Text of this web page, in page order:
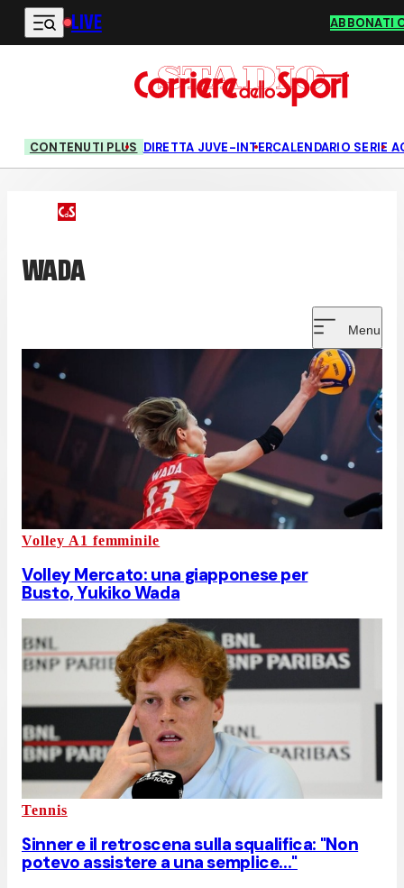
Vai al contenuto principale
LIVE ABBONATI
CONTENUTI PLUS DIRETTA JUVE-INTERCALENDARIO SERIE A
WADA
Menu
Volley A1 femminile
Volley Mercato: una giapponese per
Busto, Yukiko Wada
Tennis
Sinner e il retroscena sulla squalifica: "Non
potevo assistere a una semplice..."